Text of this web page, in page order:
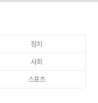
정치
사회
스포츠